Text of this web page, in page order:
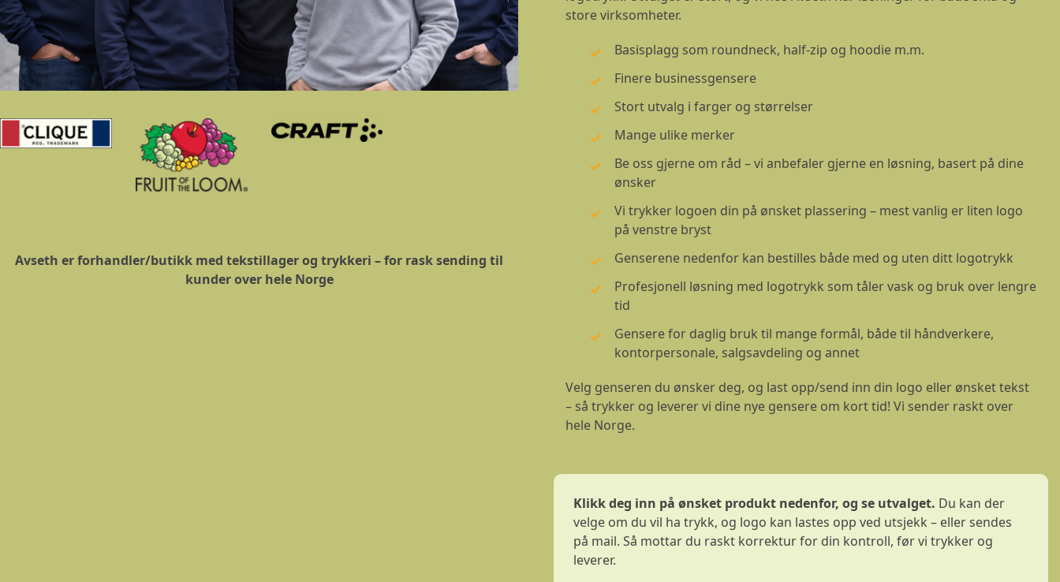
Avseth er forhandler/butikk med tekstillager og trykkeri – for rask sending til
kunder over hele Norge
store virksomheter.
Basisplagg som roundneck, half-zip og hoodie m.m.
Finere businessgensere
Stort utvalg i farger og størrelser
Mange ulike merker
Be oss gjerne om råd – vi anbefaler gjerne en løsning, basert på dine
ønsker
Vi trykker logoen din på ønsket plassering – mest vanlig er liten logo
på venstre bryst
Genserene nedenfor kan bestilles både med og uten ditt logotrykk
Profesjonell løsning med logotrykk som tåler vask og bruk over lengre
tid
Gensere for daglig bruk til mange formål, både til håndverkere,
kontorpersonale, salgsavdeling og annet
Velg genseren du ønsker deg, og last opp/send inn din logo eller ønsket tekst
– så trykker og leverer vi dine nye gensere om kort tid! Vi sender raskt over
hele Norge.
Klikk deg inn på ønsket produkt nedenfor, og se utvalget. Du kan der
velge om du vil ha trykk, og logo kan lastes opp ved utsjekk – eller sendes
på mail. Så mottar du raskt korrektur for din kontroll, før vi trykker og
leverer.